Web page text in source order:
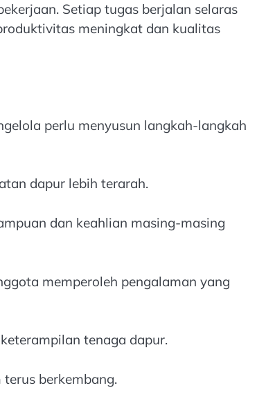
Setiap tugas berjalan selaras
meningkat dan kualitas
perlu menyusun langkah-langkah
dapur lebih terarah.
dan keahlian masing-masing
memperoleh pengalaman yang
tenaga dapur.
berkembang.